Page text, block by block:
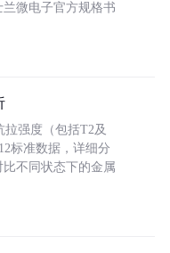
微电子官方规格书
强度（包括T2及
标准数据，详细分
不同状态下的金属